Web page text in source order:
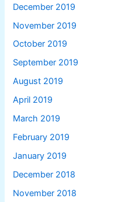
December 2019
November 2019
October 2019
September 2019
August 2019
April 2019
March 2019
February 2019
January 2019
December 2018
November 2018